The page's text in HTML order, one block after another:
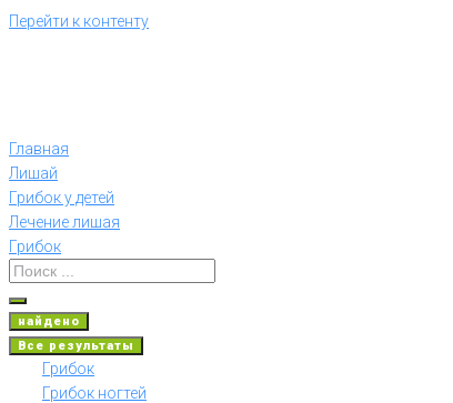
Перейти к контенту
Главная
Лишай
Грибок у детей
Лечение лишая
Грибок
найдено
Все результаты
Грибок
Грибок ногтей